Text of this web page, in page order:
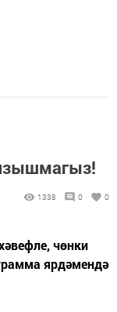
1338 0 0
чөнки
ярдәмендә